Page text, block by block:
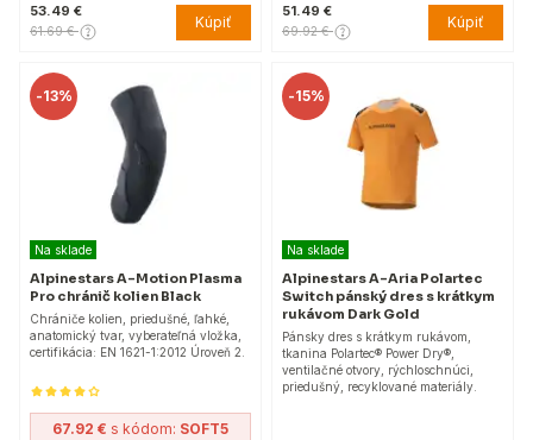
53.49 €
61.69 € Kúpiť
51.49 €
69.92 € Kúpiť
-13%
Na sklade
Alpinestars A-Motion Plasma
Pro chránič kolien Black
Chrániče kolien, priedušné, ľahké,
anatomický tvar, vyberateľná vložka,
certifikácia: EN 1621-1:2012 Úroveň 2.
67.92 € s kódom: SOFT5
-15%
Na sklade
Alpinestars A-Aria Polartec
Switch pánský dres s krátkym
rukávom Dark Gold
Pánsky dres s krátkym rukávom,
tkanina Polartec® Power Dry®,
ventilačné otvory, rýchloschnúci,
priedušný, recyklované materiály.